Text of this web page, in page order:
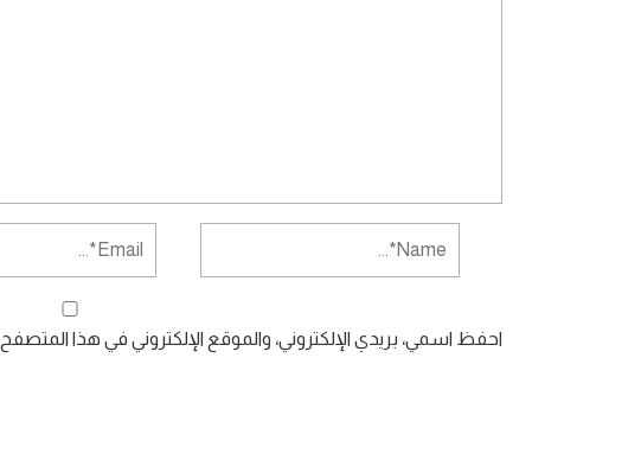
احفظ اسمي، بريدي الإلكتروني، والموقع الإلكتروني في هذا